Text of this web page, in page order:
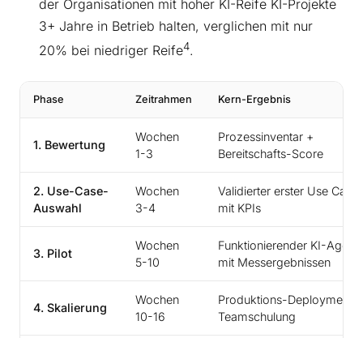
der Organisationen mit hoher KI-Reife KI-Projekte
3+ Jahre in Betrieb halten, verglichen mit nur
20% bei niedriger Reife4.
Phase Zeitrahmen Kern-Ergebnis
1. Bewertung
Wochen
1-3
Prozessinventar +
Bereitschafts-Score
2. Use-Case-
Auswahl
Wochen
3-4
Validierter erster Use Case
mit KPIs
3. Pilot
Wochen
5-10
Funktionierender KI-Agent
mit Messergebnissen
4. Skalierung
Wochen
10-16
Produktions-Deployment +
Teamschulung